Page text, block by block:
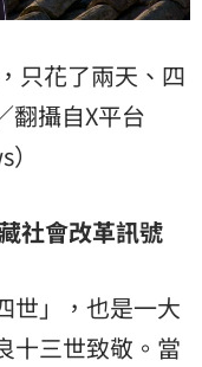
只花了兩天、四
翻攝自X平台
社會改革訊號
世」，也是一大
十三世致敬。當